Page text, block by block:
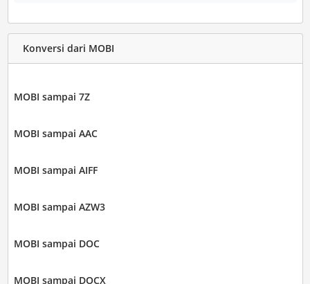
Konversi dari MOBI
MOBI sampai 7Z
MOBI sampai AAC
MOBI sampai AIFF
MOBI sampai AZW3
MOBI sampai DOC
MOBI sampai DOCX